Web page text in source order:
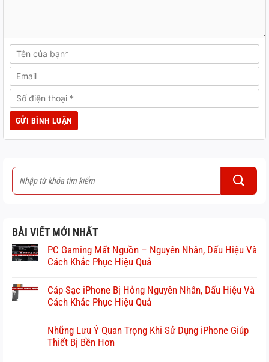
BÀI VIẾT MỚI NHẤT
PC Gaming Mất Nguồn – Nguyên Nhân, Dấu Hiệu Và
Cách Khắc Phục Hiệu Quả
Cáp Sạc iPhone Bị Hỏng Nguyên Nhân, Dấu Hiệu Và
Cách Khắc Phục Hiệu Quả
Những Lưu Ý Quan Trọng Khi Sử Dụng iPhone Giúp
Thiết Bị Bền Hơn